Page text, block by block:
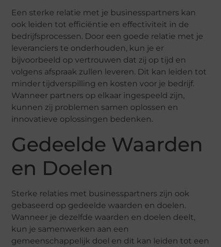
Een sterke relatie met je businesspartners kan
ook leiden tot efficiëntie en effectiviteit in de
bedrijfsprocessen. Door een goede relatie met je
leveranciers te onderhouden, kun je er
bijvoorbeeld op vertrouwen dat zij op tijd en
volgens afspraak zullen leveren. Dit kan leiden tot
minder tijdverspilling en kosten voor je bedrijf.
Wanneer partners op elkaar ingespeeld zijn,
kunnen zij problemen samen oplossen en
innovatieve oplossingen bedenken.
Gedeelde Waarden
en Doelen
Sterke relaties met businesspartners zijn ook
gebaseerd op gedeelde waarden en doelen.
Wanneer je dezelfde waarden en doelen deelt,
kun je samenwerken aan een
gemeenschappelijk doel en dit kan leiden tot een